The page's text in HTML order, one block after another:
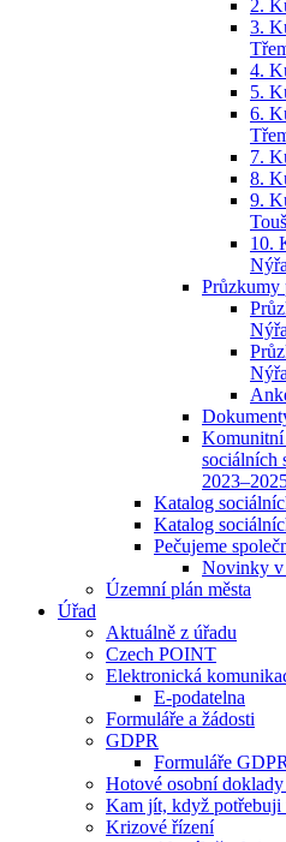
2.
3.
4.
5.
6.
7.
8.
9.
10.
Průzkumy
Komunitní
sociálních
Katalog
Katalog
Pečujeme
Novinky v
Územní plán města
Úřad
Aktuálně z úřadu
Czech POINT
Elektronická
E-podatelna
Formuláře a žádosti
GDPR
Formuláře GDPR
Hotové osobní doklady
Kam jít, když
Krizové řízení